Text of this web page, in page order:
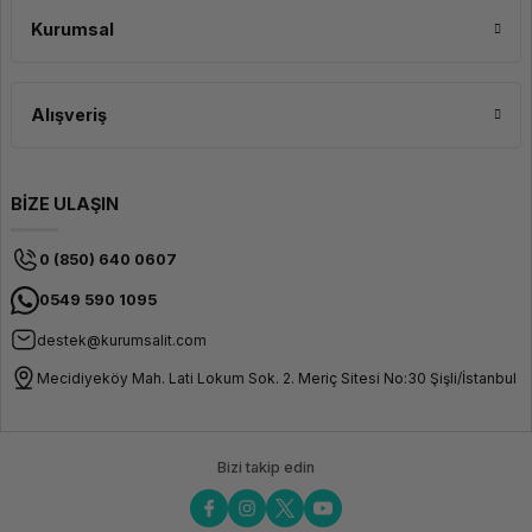
Kurumsal
Alışveriş
BİZE ULAŞIN
0 (850) 640 0607
0549 590 1095
destek@kurumsalit.com
Mecidiyeköy Mah. Lati Lokum Sok. 2. Meriç Sitesi No:30 Şişli/İstanbul
Bizi takip edin